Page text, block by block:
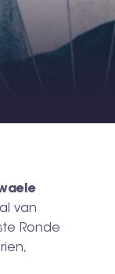
van
Ronde